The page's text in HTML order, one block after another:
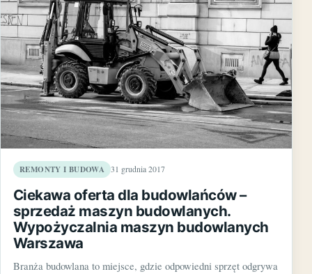
REMONTY I BUDOWA 31 grudnia 2017
Ciekawa oferta dla budowlańców –
sprzedaż maszyn budowlanych.
Wypożyczalnia maszyn budowlanych
Warszawa
Branża budowlana to miejsce, gdzie odpowiedni sprzęt odgrywa